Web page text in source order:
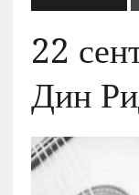
22
Дин